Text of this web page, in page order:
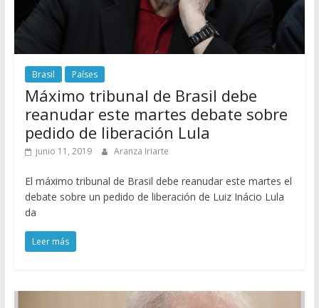
Brasil Países
Máximo tribunal de Brasil debe
reanudar este martes debate sobre
pedido de liberación Lula
junio 11, 2019 Aranza Iriarte
El máximo tribunal de Brasil debe reanudar este martes el
debate sobre un pedido de liberación de Luiz Inácio Lula
da
Leer más